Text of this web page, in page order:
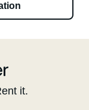
it.